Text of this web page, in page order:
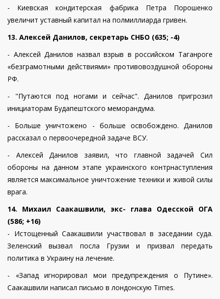
- Киевская кондитерская фабрика Петра Порошенко
увеличит уставный капитал на полмиллиарда гривен.
13. Алексей Данилов, секретарь СНБО (635; -4)
- Алексей Данилов назвал взрыв в российском Таганроге
«безграмотными действиями» противовоздушной обороны
РФ.
- "Путаются под ногами и сейчас". Данилов пригрозил
инициаторам Будапештского меморандума.
- Больше уничтожено - больше освобождено. Данилов
рассказал о первоочередной задаче ВСУ.
- Алексей Данилов заявил, что главной задачей Сил
обороны на данном этапе украинского контрнаступления
является максимальное уничтожение техники и живой силы
врага.
14. Михаил Саакашвили, экс- глава Одесской ОГА
(586; +16)
- Истощенный Саакашвили участвовал в заседании суда.
Зеленский вызвал посла Грузии и призвал передать
политика в Украину на лечение.
- «Запад игнорировал мои предупреждения о Путине».
Саакашвили написал письмо в лондонскую Times.